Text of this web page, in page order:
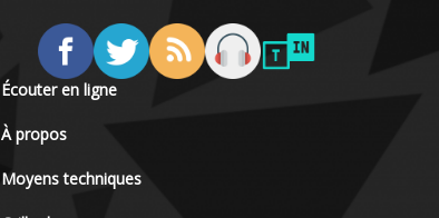
Écouter en ligne
À propos
Moyens techniques